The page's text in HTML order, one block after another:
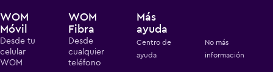
WOM
Móvil
Desde tu
celular
WOM
WOM
Fibra
Desde
cualquier
teléfono
Más
ayuda
Centro de
ayuda
No más
información